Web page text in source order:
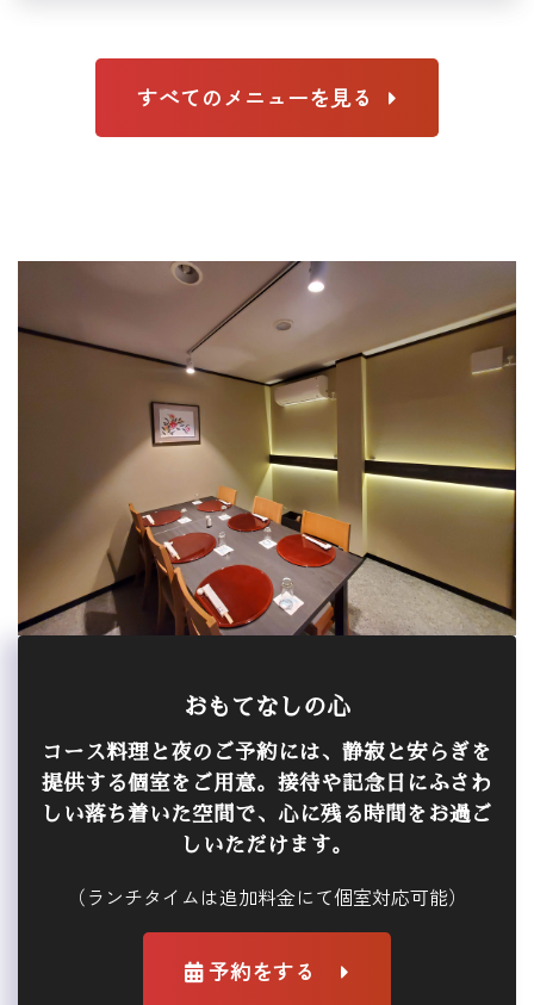
すべてのメニューを見る
おもてなしの心
コース料理と夜のご予約には、静寂と安らぎを
提供する個室をご用意。接待や記念日にふさわ
しい落ち着いた空間で、心に残る時間をお過ご
しいただけます。
（ランチタイムは追加料金にて個室対応可能）
予約をする